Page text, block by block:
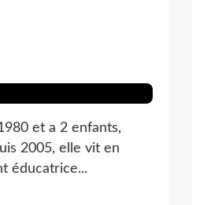
et a 2 enfants,
2005, elle vit en
éducatrice...